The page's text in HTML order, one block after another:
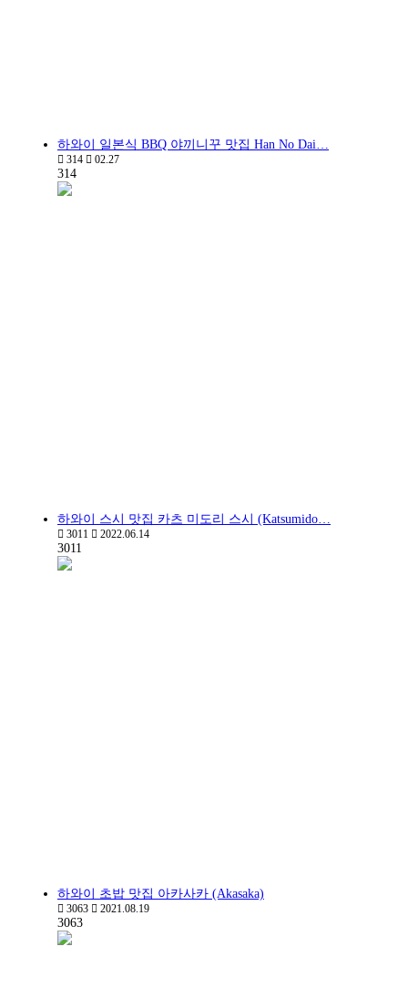
하와이 일본식 BBQ 야끼니꾸 맛집 Han No Dai…
314 02.27
314
하와이 스시 맛집 카츠 미도리 스시 (Katsumido…
3011 2022.06.14
3011
하와이 초밥 맛집 아카사카 (Akasaka)
3063 2021.08.19
3063